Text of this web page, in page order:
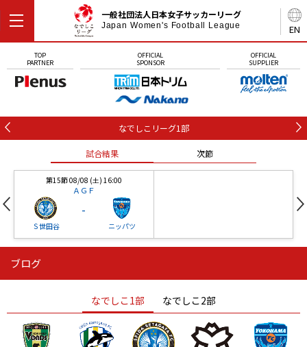
EN
一般社団法人日本女子サッカーリーグ
Japan Women's Football League
TOP
PARTNER
OFFICIAL
SPONSOR
OFFICIAL
SUPPLIER
なでしこリーグ1部
試合結果 次節
第15節 08/08 (土) 16:00
ＡＧＦ
Ｓ世田谷
-
ニッパツ
ニッパツ
ニッパツ 名古屋
石人の星
静岡 愛媛Ｌ
ブログ
なでしこ1部 なでしこ2部